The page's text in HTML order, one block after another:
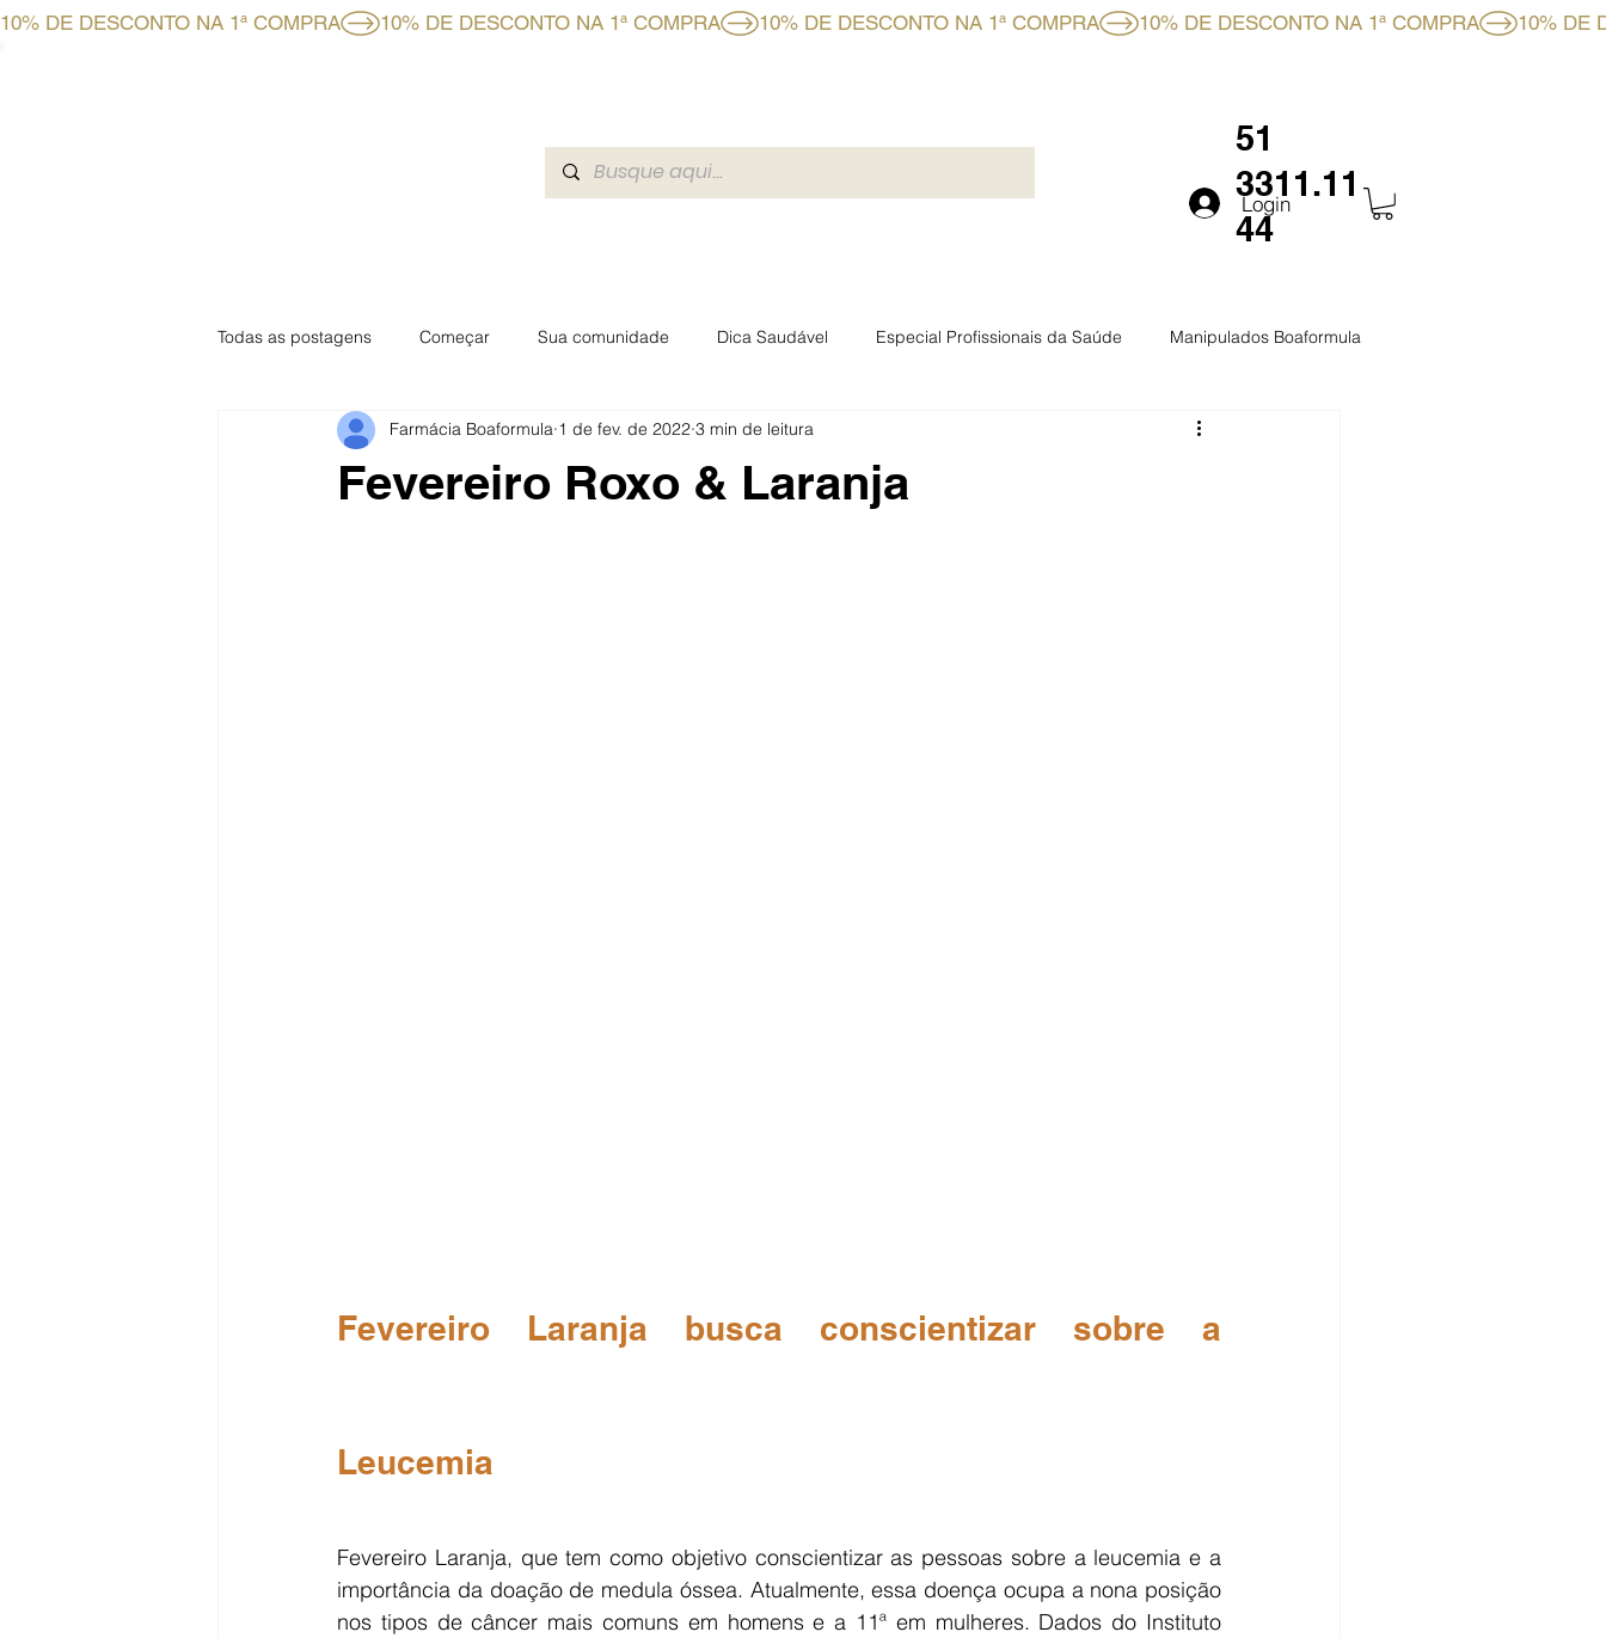
10% DE DESCONTO NA 1ª COMPRA
51
3311.11
44
Login
Todas as postagens Começar Sua comunidade Dica Saudável Especial Profissionais da Saúde Manipulados Boaformula
Especial Mensal Especial Farmacêuticas Boaformula
Fevereiro Roxo & Laranja
Farmácia Boaformula 1 de fev. de 2022 3 min de leitura
Fevereiro Laranja busca conscientizar sobre a
Leucemia
Fevereiro Laranja, que tem como objetivo conscientizar as pessoas sobre a leucemia e a
importância da doação de medula óssea. Atualmente, essa doença ocupa a nona posição
nos tipos de câncer mais comuns em homens e a 11ª em mulheres. Dados do Instituto